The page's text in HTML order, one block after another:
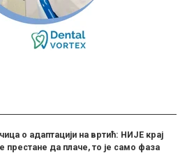
о адаптацији на вртић: НИЈЕ крај
престане да плаче, то је само фаза